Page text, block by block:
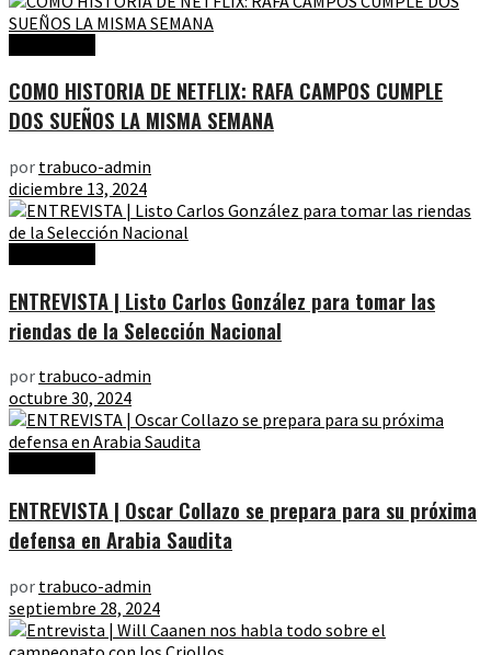
COMO HISTORIA DE NETFLIX: RAFA CAMPOS CUMPLE
DOS SUEÑOS LA MISMA SEMANA
por trabuco-admin
diciembre 13, 2024
ENTREVISTA | Listo Carlos González para tomar las
riendas de la Selección Nacional
por trabuco-admin
octubre 30, 2024
ENTREVISTA | Oscar Collazo se prepara para su próxima
defensa en Arabia Saudita
por trabuco-admin
septiembre 28, 2024